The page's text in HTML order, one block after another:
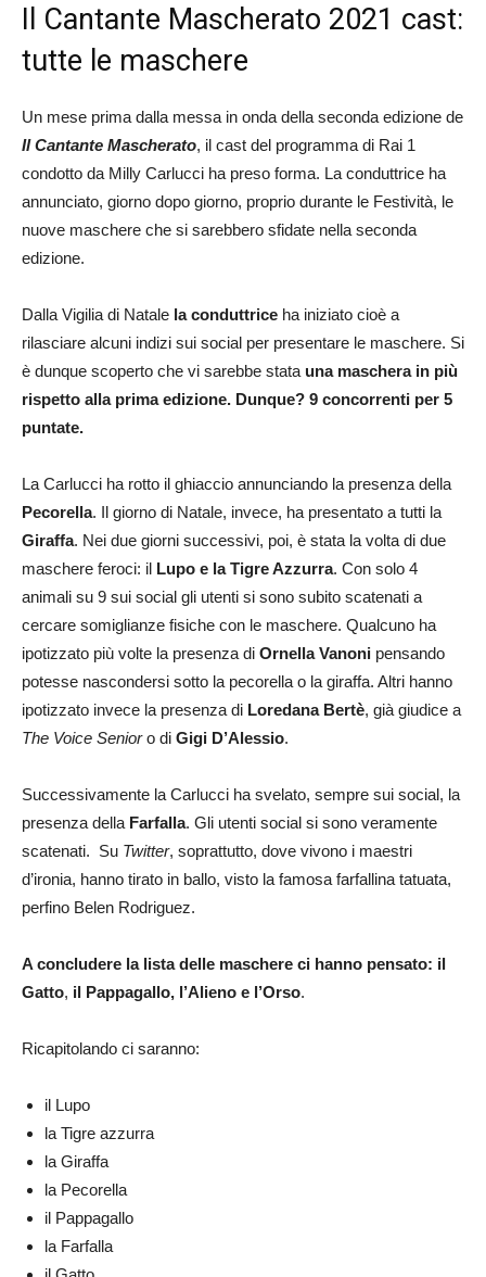
Il Cantante Mascherato 2021 cast:
tutte le maschere
Un mese prima dalla messa in onda della seconda edizione de
Il Cantante Mascherato, il cast del programma di Rai 1
condotto da Milly Carlucci ha preso forma. La conduttrice ha
annunciato, giorno dopo giorno, proprio durante le Festività, le
nuove maschere che si sarebbero sfidate nella seconda
edizione.
Dalla Vigilia di Natale la conduttrice ha iniziato cioè a
rilasciare alcuni indizi sui social per presentare le maschere. Si
è dunque scoperto che vi sarebbe stata una maschera in più
rispetto alla prima edizione. Dunque? 9 concorrenti per 5
puntate.
La Carlucci ha rotto il ghiaccio annunciando la presenza della
Pecorella. Il giorno di Natale, invece, ha presentato a tutti la
Giraffa. Nei due giorni successivi, poi, è stata la volta di due
maschere feroci: il Lupo e la Tigre Azzurra. Con solo 4
animali su 9 sui social gli utenti si sono subito scatenati a
cercare somiglianze fisiche con le maschere. Qualcuno ha
ipotizzato più volte la presenza di Ornella Vanoni pensando
potesse nascondersi sotto la pecorella o la giraffa. Altri hanno
ipotizzato invece la presenza di Loredana Bertè, già giudice a
The Voice Senioro di Gigi D’Alessio.
Successivamente la Carlucci ha svelato, sempre sui social, la
presenza della Farfalla. Gli utenti social si sono veramente
scatenati. Su Twitter, soprattutto, dove vivono i maestri
d’ironia, hanno tirato in ballo, visto la famosa farfallina tatuata,
perfino Belen Rodriguez.
A concludere la lista delle maschere ci hanno pensato: il
Gatto, il Pappagallo, l’Alieno e l’Orso.
Ricapitolando ci saranno:
il Lupo
la Tigre azzurra
la Giraffa
la Pecorella
il Pappagallo
la Farfalla